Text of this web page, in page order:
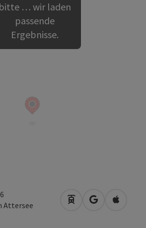
Attersee Anreise mit
in Google
in
bitte … wir laden
passende
Ergebnisse.